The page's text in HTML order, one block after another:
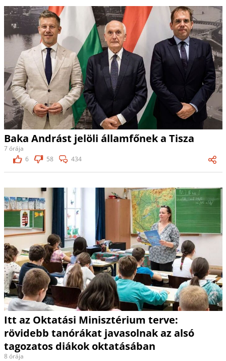
Baka Andrást jelöli államfőnek a Tisza
7 órája
6
58 434
Itt az Oktatási Minisztérium terve:
rövidebb tanórákat javasolnak az alsó
tagozatos diákok oktatásában
8 órája